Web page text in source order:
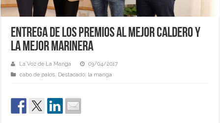
Entrega de los premios al mejor Caldero y
la mejor Marinera
La Voz de La Manga
03/04/2017
cabo de palos, Destacado, la manga